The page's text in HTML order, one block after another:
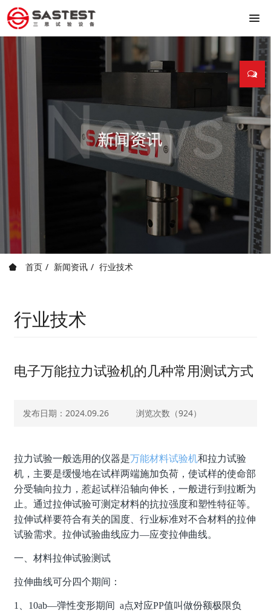
首页 新闻资讯 行业技术
行业技术
电子万能拉力试验机的几种常用测试方式
发布日期：2024.09.26 浏览次数（924）
拉力试验一般选用的仪器是万能材料试验机和拉力试验
机，主要是缓慢地在试样两端施加负荷，使试样的使命部
分受轴向拉力，惹起试样沿轴向伸长，一般进行到拉断为
止。通过拉伸试验可测定材料的抗拉强度和塑性特征等。
拉伸试样要符合有关的国度、行业标准对不合材料的拉伸
试验需求。拉伸试验曲线应力—应变拉伸曲线。
一、材料拉伸试验测试
拉伸曲线可分四个期间：
1、10ab—弹性变形期间 a点对应PP值叫做份额极限负